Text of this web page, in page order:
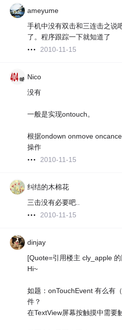
ameyume
手机中没有双击和三连击之说
了。程序跟踪一下就知道了
2010-11-15
Nico
没有
一般是实现ontouch。
根据ondown onmove
操作
2010-11-15
纠结的木棉花
三击没有必要吧..
2010-11-15
dinjay
[Quote=引用楼主 cly_apple
Hi~
如题：onTouchEvent 有么有
件？
在TextView屏幕按触摸中需要